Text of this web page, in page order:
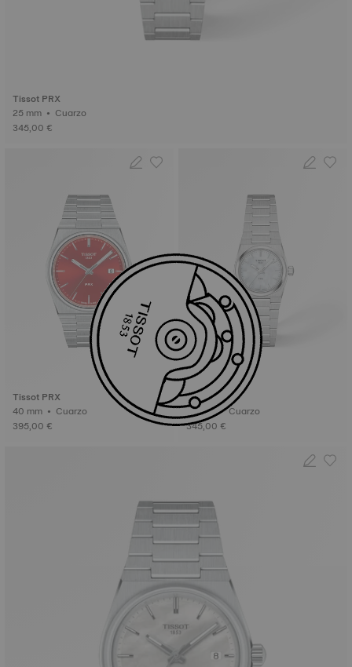
Tissot PRX
25 mm • Cuarzo
345,00 €
Tissot PRX
40 mm • Cuarzo
395,00 €
Tissot PRX
25 mm • Cuarzo
345,00 €